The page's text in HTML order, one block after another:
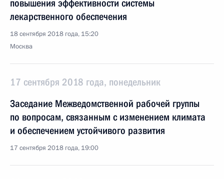
повышения эффективности системы
лекарственного обеспечения
18 сентября 2018 года, 15:20
Москва
17 сентября 2018 года, понедельник
Заседание Межведомственной рабочей группы
по вопросам, связанным с изменением климата
и обеспечением устойчивого развития
17 сентября 2018 года, 19:00